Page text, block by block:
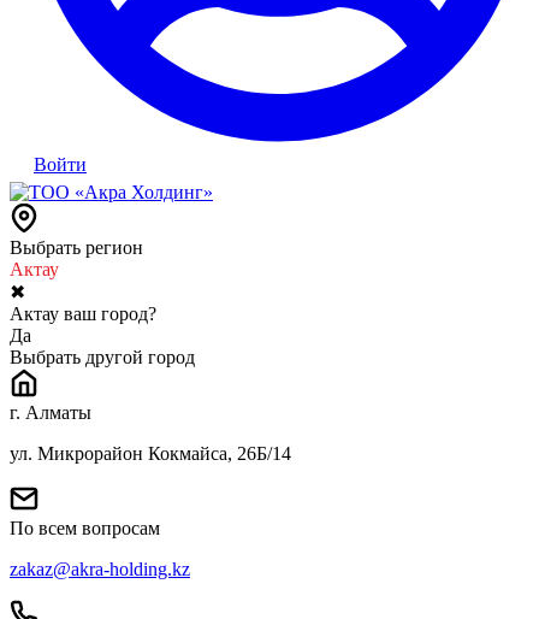
Войти
Выбрать регион
Актау
✖
Актау ваш город?
Да
Выбрать другой город
г. Алматы
ул. Микрорайон Кокмайса, 26Б/14
По всем вопросам
zakaz@akra-holding.kz